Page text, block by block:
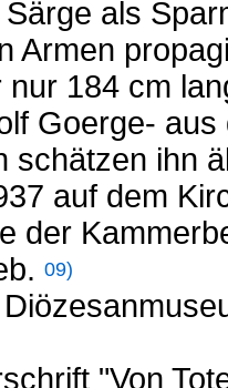
als
Armen
nur 184 cm
Goerge-
schätzen ihn
auf dem
der
09)
"Von